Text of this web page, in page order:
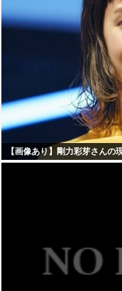
【画像あり】剛力彩芽さんの